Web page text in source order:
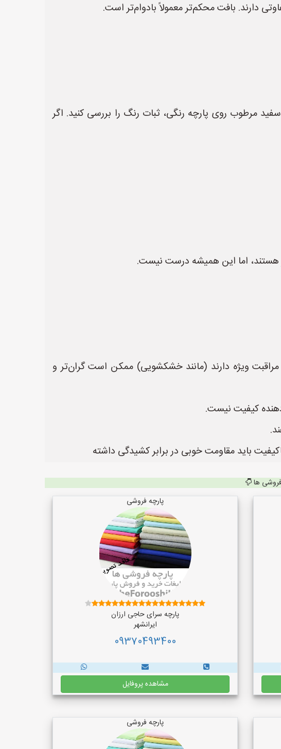
دارند. بافت محکم‌تر معمولاً بادوام‌تر است.
مرطوب روی پارچه رنگی، ثبات رنگ را بررسی کنید. اگر
هستند، اما این همیشه درست نیست.
ویژه دارند (مانند خشکشویی) ممکن است گران‌تر و
کیفیت نیست.
باید مقاومت خوبی در برابر کشیدگی داشته
ها
پارچه فروشی
پارچه سرای حاجی ارزان
ایرانشهر
09370493400
مشاهده پروفایل
پارچه فروشی